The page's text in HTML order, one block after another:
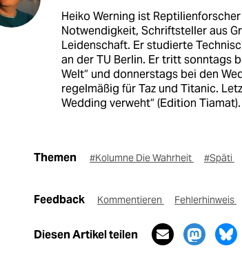
Heiko Werning ist
Notwendigkeit, Schriftsteller aus
Leidenschaft. Er studierte
an der TU Berlin. Er tritt sonntags
Welt“ und donnerstags bei den
regelmäßig für Taz und Titanic.
Wedding verweht“ (Edition Tiamat).
Themen #Kolumne Die Wahrheit #Späti
Feedback Kommentieren Fehlerhinweis
Diesen Artikel teilen